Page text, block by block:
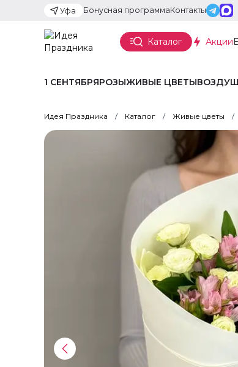
Уфа Бонусная программаКонтакты
Каталог Акции
1 СЕНТЯБРЯРОЗЫЖИВЫЕ ЦВЕТЫ
Идея Праздника Каталог Живые цветы